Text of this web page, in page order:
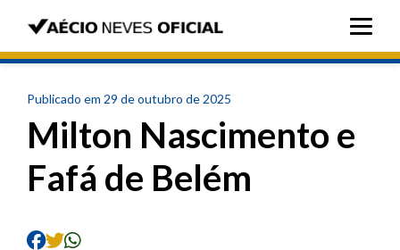
Publicado em 29 de outubro de 2025
Milton Nascimento e
Fafá de Belém